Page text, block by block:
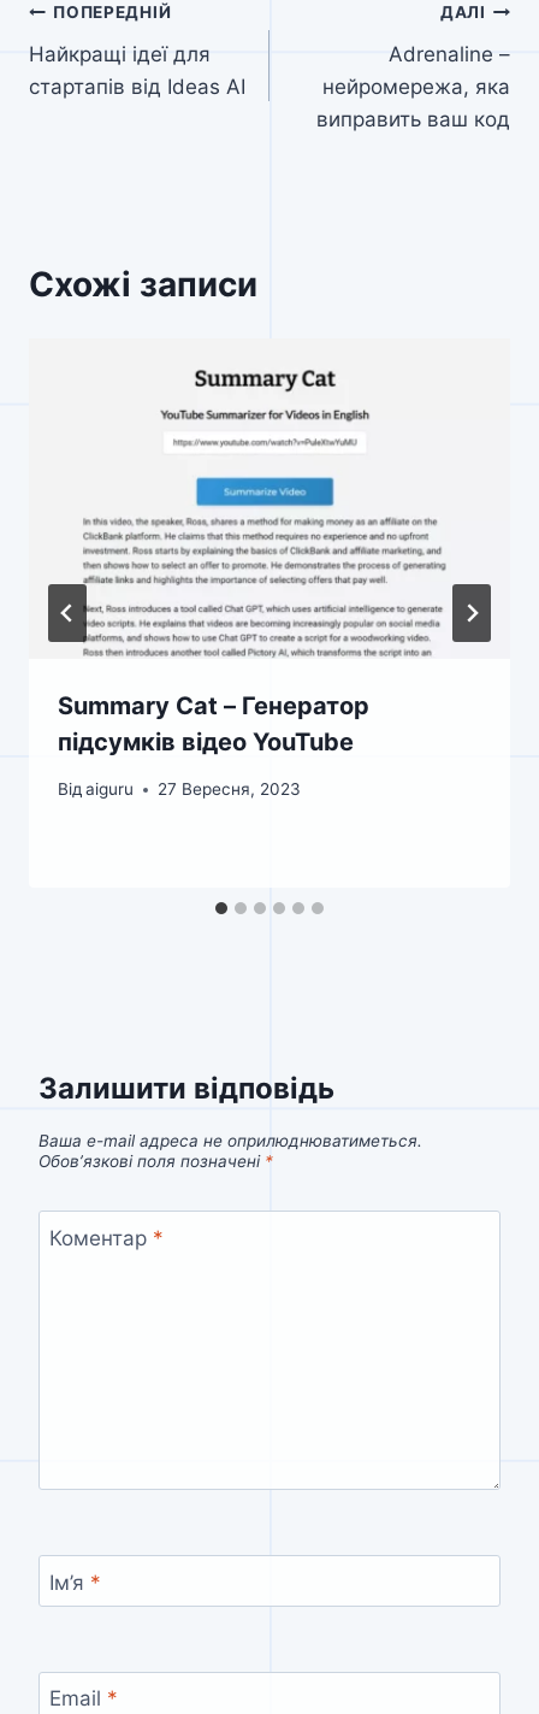
Навігація
записів
ПОПЕРЕДНІЙ
Найкращі ідеї для
стартапів від Ideas AI
ДАЛІ
Adrenaline –
нейромережа, яка
виправить ваш код
Схожі записи
Summary Cat – Генератор
підсумків відео YouTube
Від aiguru 27 Вересня, 2023
Залишити відповідь
Ваша e-mail адреса не оприлюднюватиметься.
Обов’язкові поля позначені *
Коментар *
Ім’я *
Email *